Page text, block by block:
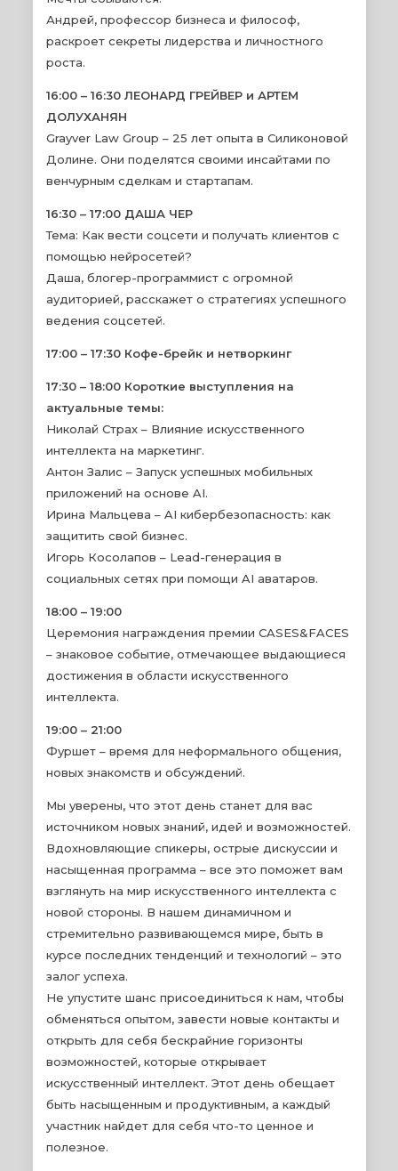
Андрей, профессор бизнеса и философ,
раскроет секреты лидерства и личностного
роста.
16:00 – 16:30 ЛЕОНАРД ГРЕЙВЕР и АРТЕМ
ДОЛУХАНЯН
Grayver Law Group – 25 лет опыта в Силиконовой
Долине. Они поделятся своими инсайтами по
венчурным сделкам и стартапам.
16:30 – 17:00 ДАША ЧЕР
Тема: Как вести соцсети и получать клиентов с
помощью нейросетей?
Даша, блогер-программист с огромной
аудиторией, расскажет о стратегиях успешного
ведения соцсетей.
17:00 – 17:30 Кофе-брейк и нетворкинг
17:30 – 18:00 Короткие выступления на
актуальные темы:
Николай Страх – Влияние искусственного
интеллекта на маркетинг.
Антон Залис – Запуск успешных мобильных
приложений на основе AI.
Ирина Мальцева – AI кибербезопасность: как
защитить свой бизнес.
Игорь Косолапов – Lead-генерация в
социальных сетях при помощи AI аватаров.
18:00 – 19:00
Церемония награждения премии CASES&FACES
– знаковое событие, отмечающее выдающиеся
достижения в области искусственного
интеллекта.
19:00 – 21:00
Фуршет – время для неформального общения,
новых знакомств и обсуждений.
Мы уверены, что этот день станет для вас
источником новых знаний, идей и возможностей.
Вдохновляющие спикеры, острые дискуссии и
насыщенная программа – все это поможет вам
взглянуть на мир искусственного интеллекта с
новой стороны. В нашем динамичном и
стремительно развивающемся мире, быть в
курсе последних тенденций и технологий – это
залог успеха.
Не упустите шанс присоединиться к нам, чтобы
обменяться опытом, завести новые контакты и
открыть для себя бескрайние горизонты
возможностей, которые открывает
искусственный интеллект. Этот день обещает
быть насыщенным и продуктивным, а каждый
участник найдет для себя что-то ценное и
полезное.